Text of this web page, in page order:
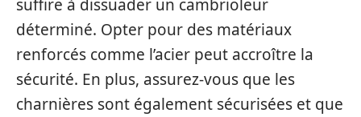
suffire à dissuader un cambrioleur
déterminé. Opter pour des matériaux
renforcés comme l’acier peut accroître la
sécurité. En plus, assurez-vous que les
charnières sont également sécurisées et que